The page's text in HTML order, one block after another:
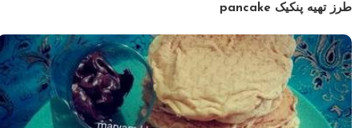
طرز تهیه پنکیک pancake